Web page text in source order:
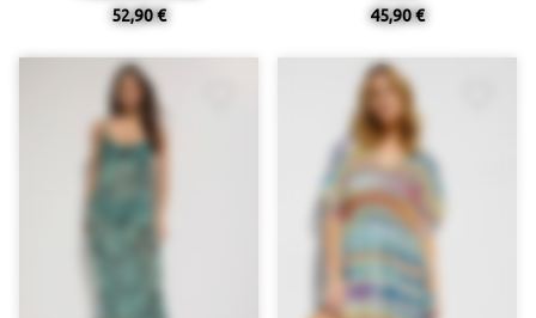
52,90 €
45,90 €